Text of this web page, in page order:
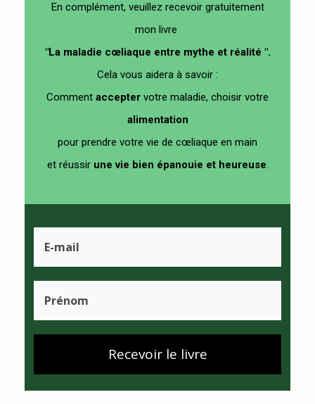
En complément, veuillez recevoir gratuitement
mon livre
"La maladie cœliaque entre mythe et réalité ".
Cela vous aidera à savoir :
Comment accepter votre maladie, choisir votre
alimentation
pour prendre votre vie de cœliaque en main
et réussir une vie bien épanouie et heureuse.
Recevoir le livre